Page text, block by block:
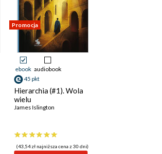
Promocja
ebook audiobook
45 pkt
Hierarchia (#1). Wola
wielu
James Islington
(43,54 zł najniższa cena z 30 dni)